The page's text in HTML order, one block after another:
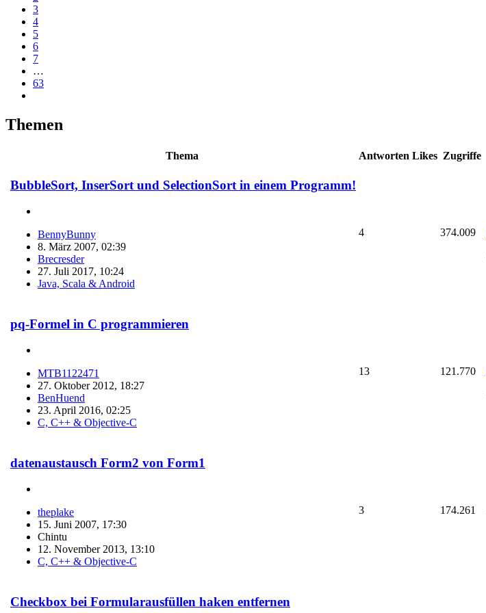
3
4
5
6
7
…
63
Themen
Thema Antworten Likes Zugriffe
BubbleSort, InserSort und SelectionSort in einem Programm!
BennyBunny
8. März 2007, 02:39
Brecresder
27. Juli 2017, 10:24
Java, Scala & Android
4 374.009
pq-Formel in C programmieren
MTB1122471
27. Oktober 2012, 18:27
BenHuend
23. April 2016, 02:25
C, C++ & Objective-C
13 121.770
datenaustausch Form2 von Form1
theplake
15. Juni 2007, 17:30
Chintu
12. November 2013, 13:10
C, C++ & Objective-C
3 174.261
Checkbox bei Formularausfüllen haken entfernen